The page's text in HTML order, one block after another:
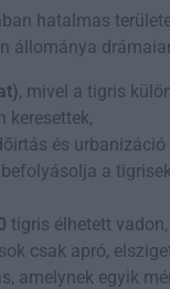
hatalmas
állománya
, mivel a tigris
keresettek,
és urbanizáció
a
tigris élhetett
csak apró,
amelynek egyik